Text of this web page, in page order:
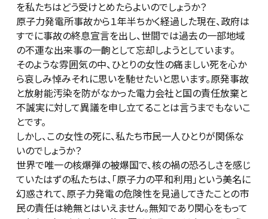
を私たちはどう受けとめたらよいのでしょうか？
原子力発電所事故から１年半ちかく経過した現在、政府は
すでに事故の終息宣言を出し、世間では過去の一部地域
の不運な出来事の一齣として忘却しようとしています。
そのような雰囲気の中、ひとりの女性の痛ましい死を心か
ら哀しみ悼みそれに思いを馳せたいと思います。原発事故
と放射能汚染を防がなかった電力会社と国の責任放棄と
不誠実に対して異議を申し立てることは言うまでもないこ
とです。
しかし、この女性の死に、私たち市民一人ひとりが関係な
いのでしょうか？
世界で唯一の核爆弾の被爆国で、核の禍の恐ろしさを感じ
ていたはずの私たちは、「原子力の平和利用」という美名に
幻惑されて、原子力発電の危険性を見過してきたことの市
民の責任は絶無とはいえません。無知であり関心をもって